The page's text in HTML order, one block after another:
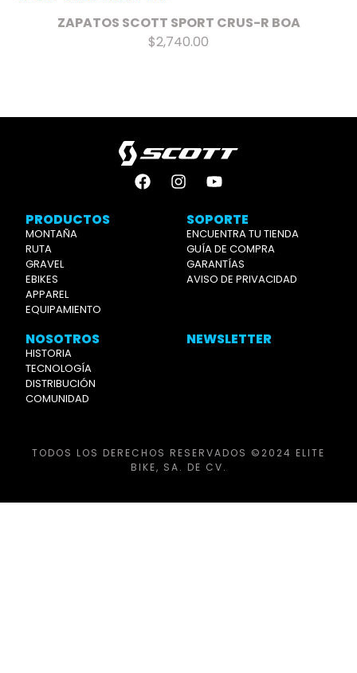
ZAPATOS SCOTT SPORT CRUS-R BOA
$2,740.00
PRODUCTOS
MONTAÑA
RUTA
GRAVEL
EBIKES
APPAREL
EQUIPAMIENTO
SOPORTE
ENCUENTRA TU TIENDA
GUÍA DE COMPRA
GARANTÍAS
AVISO DE PRIVACIDAD
NOSOTROS
HISTORIA
TECNOLOGÍA
DISTRIBUCIÓN
COMUNIDAD
NEWSLETTER
TODOS LOS DERECHOS RESERVADOS ©2024 ELITE
BIKE, SA. DE CV.